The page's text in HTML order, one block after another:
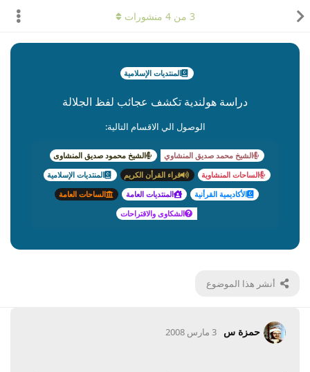
المنتديات الإسلامية
دراسة هولندية تكشف عجائب لفظ الجلالة
الوصول الي الاقسام التالية:
الشيخ محمد صديق المنشاوي
الشيخ محمود صديق المنشاوى
الساحات المنشاوية
قراء القرأن الكريم
المنتديات الإسلامية
الأكاديمية القرأنية
المنتديات العامة
الساحات العامة
الشكاوى والاقتراحات
أنشر هذا الموضوع
3 من4 منشورات
حمزة س 3 مارس 2008